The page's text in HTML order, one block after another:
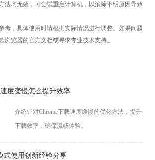
法均无效，可尝试重启计算机，以消除不明原因导致
考，具体使用时请根据实际情况进行调整。如果问题
浏览器的官方文档或寻求专业技术支持。
度变慢怎么提升效率
介绍针对Chrome下载速度缓慢的优化方法，提升
下载效率，确保流畅体验。
式使用创新经验分享